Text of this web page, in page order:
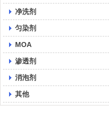
净洗剂
匀染剂
MOA
渗透剂
消泡剂
其他